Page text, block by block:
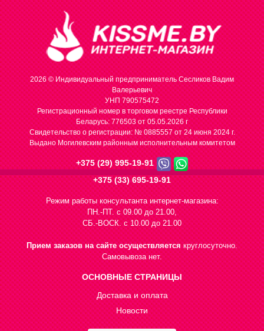
2026 © Индивидуальный предприниматель Сесликов Вадим
Валерьевич
УНП 790575472
Регистрационный номер в торговом реестре Республики
Беларусь: 776503 от 05.05.2026 г
Cвидетельство о регистрации: № 0885557 от 24 июня 2024 г.
Выдано Могилевским районным исполнительным комитетом
+375 (29) 995-19-91
+375 (33) 695-19-91
Режим работы консультанта интернет-магазина:
ПН.-ПТ. с 09.00 до 21.00,
СБ.-ВОСК. с 10.00 до 21.00
Прием заказов на сайте осуществляетсякруглосуточно.
Самовывоза нет.
ОСНОВНЫЕ СТРАНИЦЫ
Доставка и оплата
Новости